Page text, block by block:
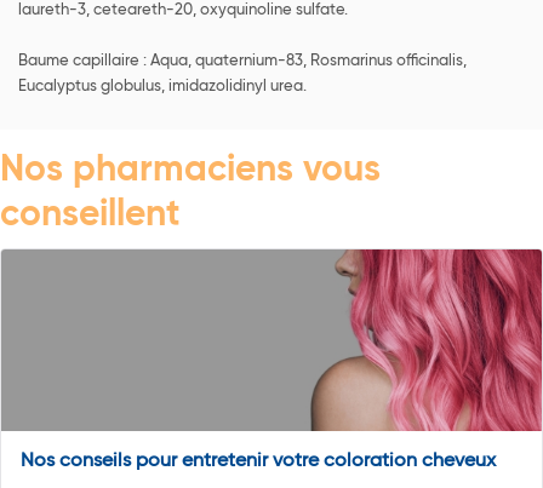
laureth-3, ceteareth-20, oxyquinoline sulfate.
Baume capillaire : Aqua, quaternium-83, Rosmarinus officinalis,
Eucalyptus globulus, imidazolidinyl urea.
Nos pharmaciens vous
conseillent
Nos conseils pour entretenir votre coloration cheveux